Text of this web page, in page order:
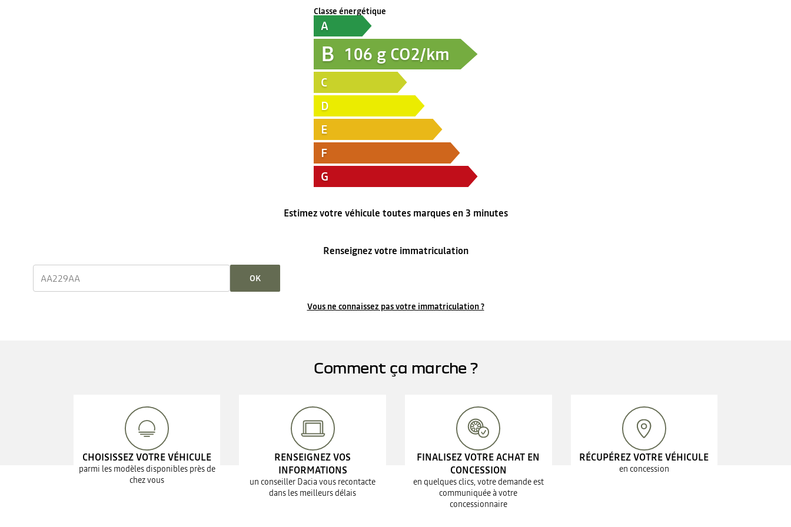
Classe énergétique
A
B 106 g CO2/km
C
D
E
F
G
Estimez votre véhicule toutes marques en 3 minutes
Renseignez votre immatriculation
OK
Vous ne connaissez pas votre immatriculation ?
Comment ça marche ?
CHOISISSEZ VOTRE VÉHICULE
parmi les modèles disponibles près de
chez vous
RENSEIGNEZ VOS
INFORMATIONS
un conseiller Dacia vous recontacte
dans les meilleurs délais
FINALISEZ VOTRE ACHAT EN
CONCESSION
en quelques clics, votre demande est
communiquée à votre
concessionnaire
RÉCUPÉREZ VOTRE VÉHICULE
en concession